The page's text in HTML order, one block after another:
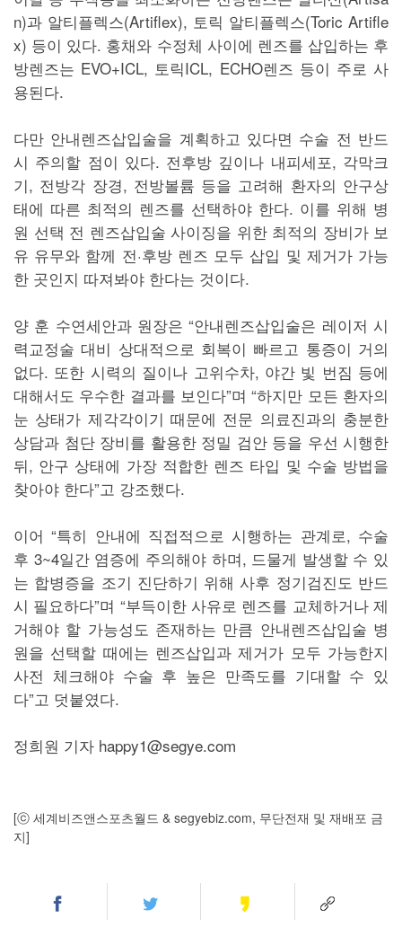
n)과 알티플렉스(Artiflex), 토릭 알티플렉스(Toric Artifle
x) 등이 있다. 홍채와 수정체 사이에 렌즈를 삽입하는 후
방렌즈는 EVO+ICL, 토릭ICL, ECHO렌즈 등이 주로 사
용된다.
다만 안내렌즈삽입술을 계획하고 있다면 수술 전 반드
시 주의할 점이 있다. 전후방 깊이나 내피세포, 각막크
기, 전방각 장경, 전방볼륨 등을 고려해 환자의 안구상
태에 따른 최적의 렌즈를 선택하야 한다. 이를 위해 병
원 선택 전 렌즈삽입술 사이징을 위한 최적의 장비가 보
유 유무와 함께 전·후방 렌즈 모두 삽입 및 제거가 가능
한 곳인지 따져봐야 한다는 것이다.
양 훈 수연세안과 원장은 “안내렌즈삽입술은 레이저 시
력교정술 대비 상대적으로 회복이 빠르고 통증이 거의
없다. 또한 시력의 질이나 고위수차, 야간 빛 번짐 등에
대해서도 우수한 결과를 보인다”며 “하지만 모든 환자의
눈 상태가 제각각이기 때문에 전문 의료진과의 충분한
상담과 첨단 장비를 활용한 정밀 검안 등을 우선 시행한
뒤, 안구 상태에 가장 적합한 렌즈 타입 및 수술 방법을
찾아야 한다”고 강조했다.
이어 “특히 안내에 직접적으로 시행하는 관계로, 수술
후 3~4일간 염증에 주의해야 하며, 드물게 발생할 수 있
는 합병증을 조기 진단하기 위해 사후 정기검진도 반드
시 필요하다”며 “부득이한 사유로 렌즈를 교체하거나 제
거해야 할 가능성도 존재하는 만큼 안내렌즈삽입술 병
원을 선택할 때에는 렌즈삽입과 제거가 모두 가능한지
사전 체크해야 수술 후 높은 만족도를 기대할 수 있
다”고 덧붙였다.
정희원 기자 happy1@segye.com
[ⓒ 세계비즈앤스포츠월드 & segyebiz.com, 무단전재 및 재배포 금
지]